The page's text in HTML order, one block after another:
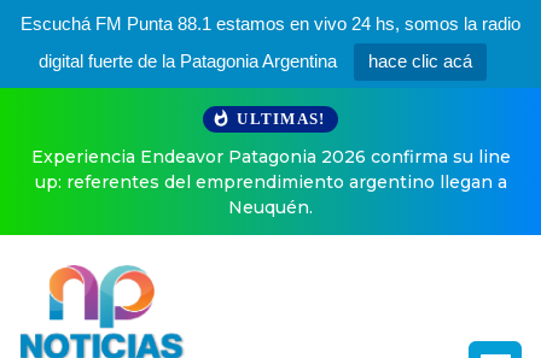
Escuchá FM Punta 88.1 estamos en vivo 24 hs, somos la radio
digital fuerte de la Patagonia Argentina
hace clic acá
ULTIMAS!
Patagonia 2026 confirma su line
del emprendimiento argentino llegan a
El especial